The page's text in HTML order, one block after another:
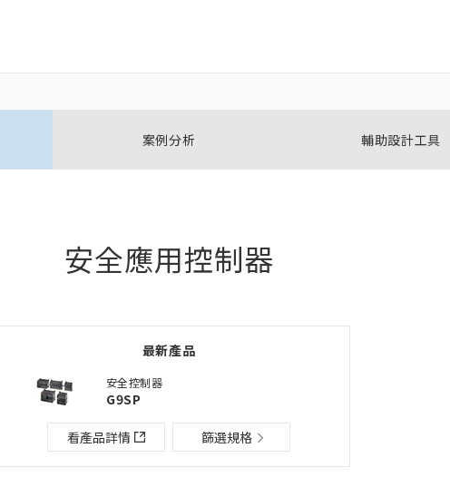
案例分析 輔助設計工具
安全應用控制器
最新產品
安全控制器
G9SP
看產品詳情 篩選規格
加入到現有BOM表
檔案夾/BOM表說明